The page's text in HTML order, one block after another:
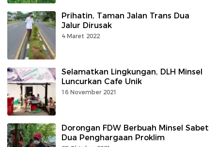
Prihatin, Taman Jalan Trans Dua
Jalur Dirusak
4 Maret 2022
Selamatkan Lingkungan, DLH Minsel
Luncurkan Cafe Unik
16 November 2021
Dorongan FDW Berbuah Minsel Sabet
Dua Penghargaan Proklim